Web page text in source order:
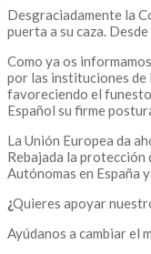
Desgraciadamente la
puerta a su caza.
Como ya os
por las instituciones de
favoreciendo el funesto
Español su firme
La Unión Europea da
Rebajada la protección
Autónomas en España
¿Quieres apoyar
Ayúdanos a cambiar el